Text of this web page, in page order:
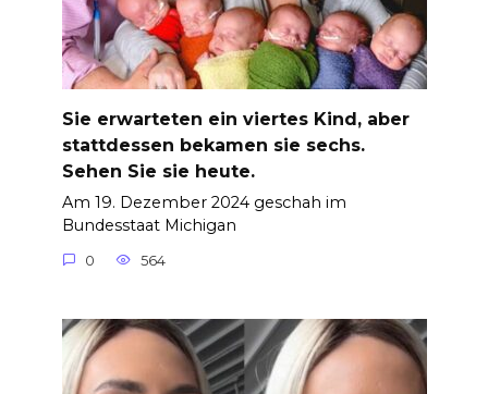
Sie erwarteten ein viertes Kind, aber
stattdessen bekamen sie sechs.
Sehen Sie sie heute.
Am 19. Dezember 2024 geschah im
Bundesstaat Michigan
0 564